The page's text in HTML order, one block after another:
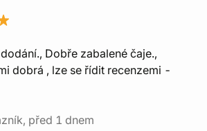
Dobře zabalené čaje.,
dobrá , lze se řídit recenzemi -
před 1 dnem